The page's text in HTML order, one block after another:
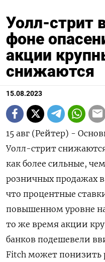
Уолл-стрит
фоне
акции
снижаются
15.08.2023
15 авг (Рейтер) -
Уолл-стрит
как более сильные,
розничных продажах
что процентные
повышенном уровне
то же время акции
банков подешевели
Fitch может понизить